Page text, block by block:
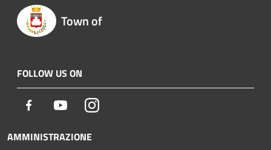
Town of
FOLLOW US ON
Facebook YoutubeInstagram
AMMINISTRAZIONE